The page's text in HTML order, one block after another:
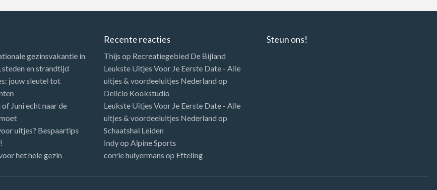
gezinsvakantie in
en strandtijd
jouw sleutel tot
Juni echt naar de
uitjes? Bespaartips
het hele gezin
Recente reacties
Thijs op Recreatiegebied De Bijland
Leukste Uitjes Voor Je Eerste Date - Alle
uitjes & voordeeluitjes Nederland op
Delicio Kookstudio
Leukste Uitjes Voor Je Eerste Date - Alle
uitjes & voordeeluitjes Nederland op
Schaatshal Leiden
Indyop Alpine Sports
corrie hulyermans op Efteling
Steun ons!